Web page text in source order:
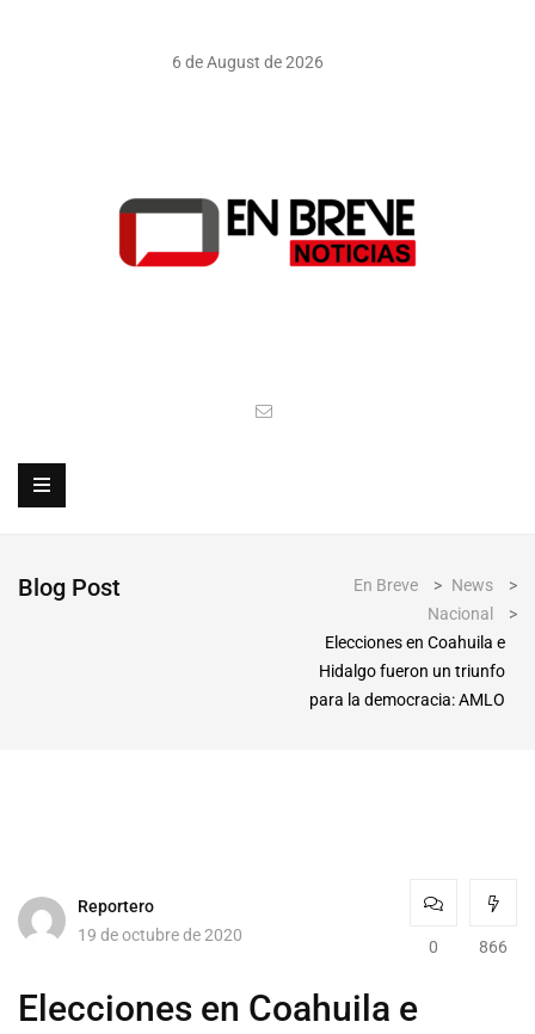
6 de August de 2026
Blog Post En Breve > News
>
Nacional
>
Elecciones en Coahuila e
Hidalgo fueron un triunfo
para la democracia: AMLO
Reportero
19 de octubre de 2020
0 866
Elecciones en Coahuila e